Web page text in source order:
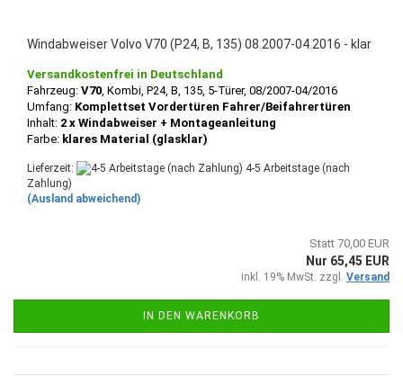
Windabweiser Volvo V70 (P24, B, 135) 08.2007-04.2016 - klar
Versandkostenfrei in Deutschland
Fahrzeug: V70 , Kombi, P24, B, 135, 5-Türer, 08/2007-04/2016
Umfang: Komplettset Vordertüren Fahrer/Beifahrertüren
Inhalt: 2 x Windabweiser + Montageanleitung
Farbe: klares Material (glasklar)
Lieferzeit:
4-5 Arbeitstage (nach
Zahlung)
(Ausland abweichend)
Statt 70,00 EUR
Nur 65,45 EUR
inkl. 19% MwSt. zzgl. Versand
IN DEN WARENKORB